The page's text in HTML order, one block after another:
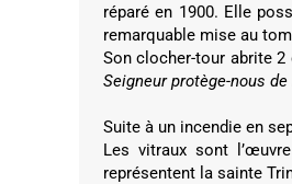
réparé en 1900. Elle
remarquable mise au
Son clocher-tour abrite
Seigneur protège-nous
Suite à un incendie en
Les vitraux sont
représentent la sainte